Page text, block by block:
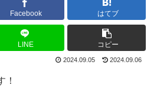
Facebook はてブ
LINE コピー
2024.09.05 2024.09.06
！